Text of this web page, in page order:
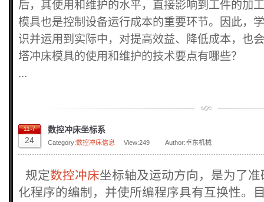
后，其使用和维护的水平，直接影响到工件的加
模具也是控制设备运行成本的重要环节。因此，
识并运用到实际中，对提高效益、降低成本，也
塔冲床模具的使用和维护的技术要点有哪些？
...
11-7
24
数控冲床坐标系
Category:数控冲床信息 View:249 Author:卓东机械
规定数控冲床坐标轴及运动方向，是为了
化程序的编制，并使所编程序具有互换性。